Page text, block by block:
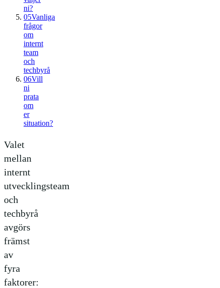
ni?
05Vanliga
frågor
om
internt
team
och
techbyrå
06Vill
ni
prata
om
er
situation?
Valet
mellan
internt
utvecklingsteam
och
techbyrå
avgörs
främst
av
fyra
faktorer: